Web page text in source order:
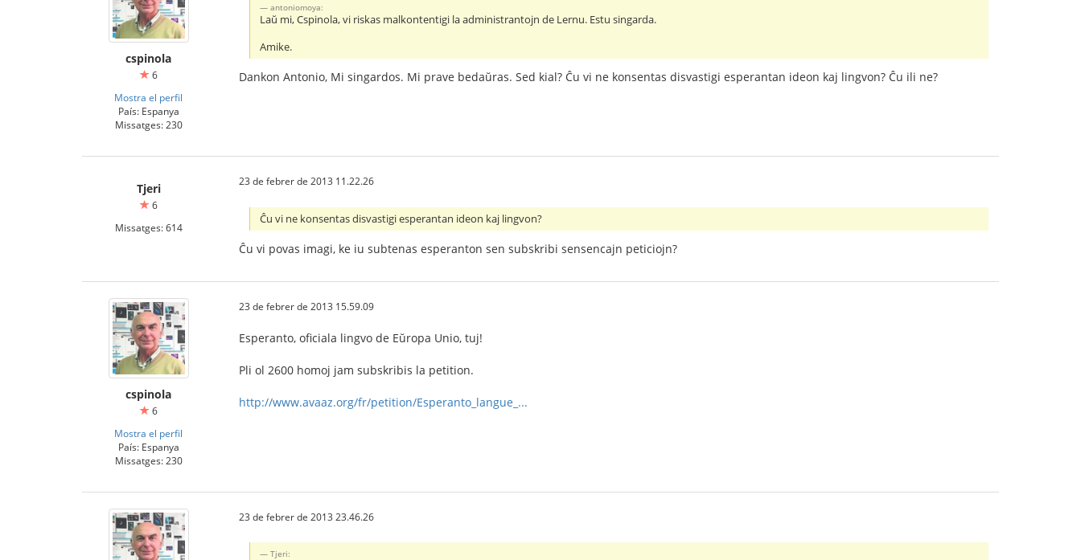
cspinola
6
Mostra el perfil
País: Espanya
Missatges: 230
antoniomoya:
Laŭ mi, Cspinola, vi riskas malkontentigi la administrantojn de Lernu. Estu singarda.
Amike.
Dankon Antonio, Mi singardos. Mi prave bedaŭras. Sed kial? Ĉu vi ne konsentas disvastigi esperantan ideon kaj lingvon? Ĉu ili ne?
Tjeri
6
Missatges: 614
23 de febrer de 2013 11.22.26
Ĉu vi ne konsentas disvastigi esperantan ideon kaj lingvon?
Ĉu vi povas imagi, ke iu subtenas esperanton sen subskribi sensencajn peticiojn?
cspinola
6
Mostra el perfil
País: Espanya
Missatges: 230
23 de febrer de 2013 15.59.09
Esperanto, oficiala lingvo de Eŭropa Unio, tuj!
Pli ol 2600 homoj jam subskribis la petition.
http://www.avaaz.org/fr/petition/Esperanto_langue_...
23 de febrer de 2013 23.46.26
Tjeri: